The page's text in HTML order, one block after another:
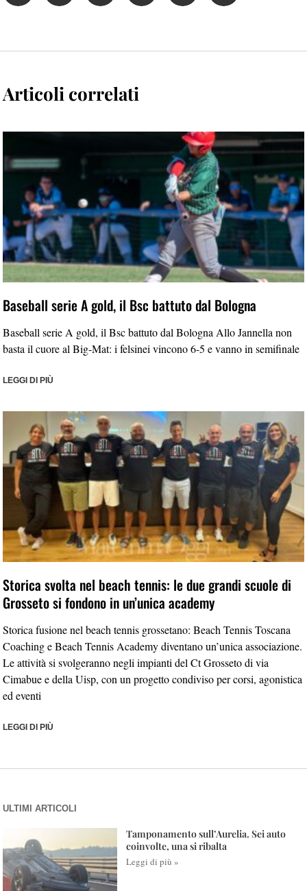
Articoli correlati
Baseball serie A gold, il Bsc battuto dal Bologna
Baseball serie A gold, il Bsc battuto dal Bologna Allo Jannella non
basta il cuore al Big-Mat: i felsinei vincono 6-5 e vanno in semifinale
LEGGI DI PIÙ
Storica svolta nel beach tennis: le due grandi scuole di
Grosseto si fondono in un’unica academy
Storica fusione nel beach tennis grossetano: Beach Tennis Toscana
Coaching e Beach Tennis Academy diventano un’unica associazione.
Le attività si svolgeranno negli impianti del Ct Grosseto di via
Cimabue e della Uisp, con un progetto condiviso per corsi, agonistica
ed eventi
LEGGI DI PIÙ
ULTIMI ARTICOLI
Tamponamento sull’Aurelia. Sei auto
coinvolte, una si ribalta
Leggi di più »